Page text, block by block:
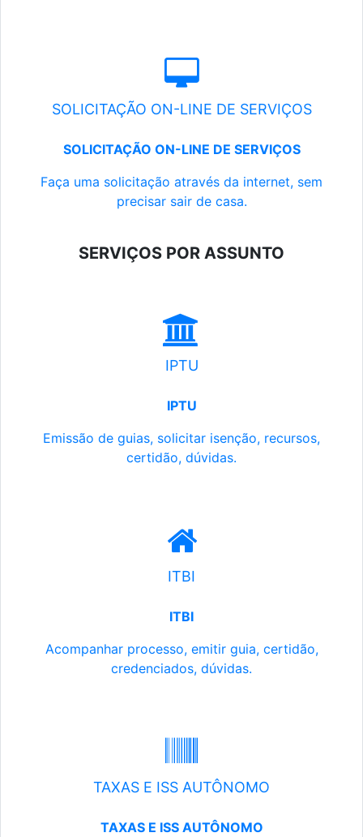
SOLICITAÇÃO ON-LINE DE SERVIÇOS
SOLICITAÇÃO ON-LINE DE SERVIÇOS
Faça uma solicitação através da internet, sem
precisar sair de casa.
SERVIÇOS POR ASSUNTO
IPTU
IPTU
Emissão de guias, solicitar isenção, recursos,
certidão, dúvidas.
ITBI
ITBI
Acompanhar processo, emitir guia, certidão,
credenciados, dúvidas.
TAXAS E ISS AUTÔNOMO
TAXAS E ISS AUTÔNOMO